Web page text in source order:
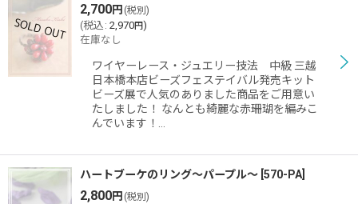
2,700円 (税別)
(税込 : 2,970円)
在庫なし
ワイヤーレース・ジュエリー技法 中級 三越
日本橋本店ビーズフェステイバル発売キット
ビーズ展で人気のありました商品をご用意い
たしました！ なんとも綺麗な赤珊瑚を編みこ
んでいます！…
ハートブーケのリング〜パープル〜 570-PA
2,800円 (税別)